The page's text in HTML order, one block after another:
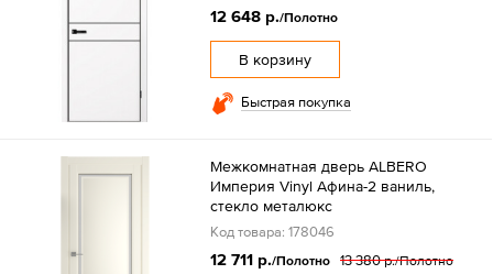
12 648 р./Полотно
В корзину
Быстрая покупка
Межкомнатная дверь ALBERO
Империя Vinyl Афина-2 ваниль,
стекло металюкс
Код товара: 178046
12 711 р./Полотно 13 380 р./Полотно